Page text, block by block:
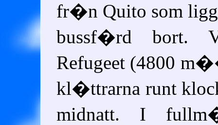
fr�n Quito som
bussf�rd bort.
Refugeet (4800
kl�ttrarna runt
midnatt. I